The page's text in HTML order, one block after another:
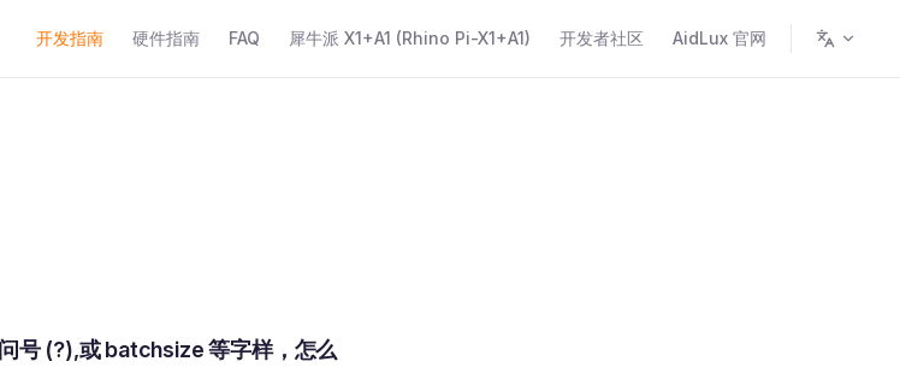
开发指南 硬件指南 FAQ 犀牛派 X1+A1 (Rhino Pi-X1+A1) 开发者社区 AidLux 官网
号 (?),或 batchsize 等字样，怎么